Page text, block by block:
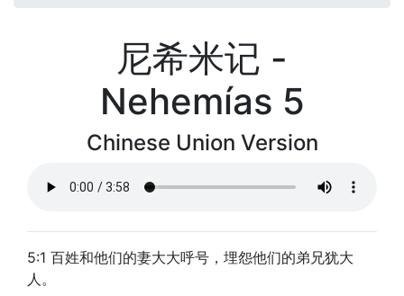
尼希米记 -
Nehemías 5
Chinese Union Version
5:1 百姓和他们的妻大大呼号，埋怨他们的弟兄犹大
人。